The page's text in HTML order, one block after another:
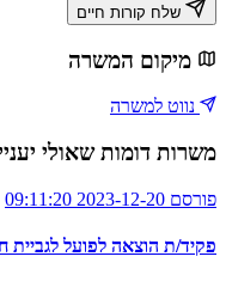
מיקום המשרה
נווט למשרה
משרות דומות שאולי
פורסם 2023-12-20 09:11:20
פקיד/ת הוצאה לפועל לגביית